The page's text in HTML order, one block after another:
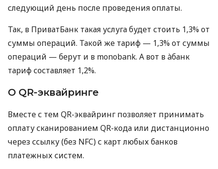
следующий день после проведения оплаты.
Так, в ПриватБанк такая услуга будет стоить 1,3% от
суммы операций. Такой же тариф — 1,3% от суммы
операций — берут и в monobank. А вот в àбанк
тариф составляет 1,2%.
О QR-эквайринге
Вместе с тем QR-эквайринг позволяет принимать
оплату сканированием QR-кода или дистанционно
через ссылку (без NFC) с карт любых банков
платежных систем.